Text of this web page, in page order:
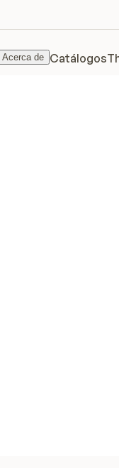
Acerca de Catálogos